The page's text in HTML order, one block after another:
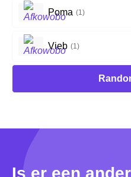
Poma (1)
Vieb (1)
Is er een